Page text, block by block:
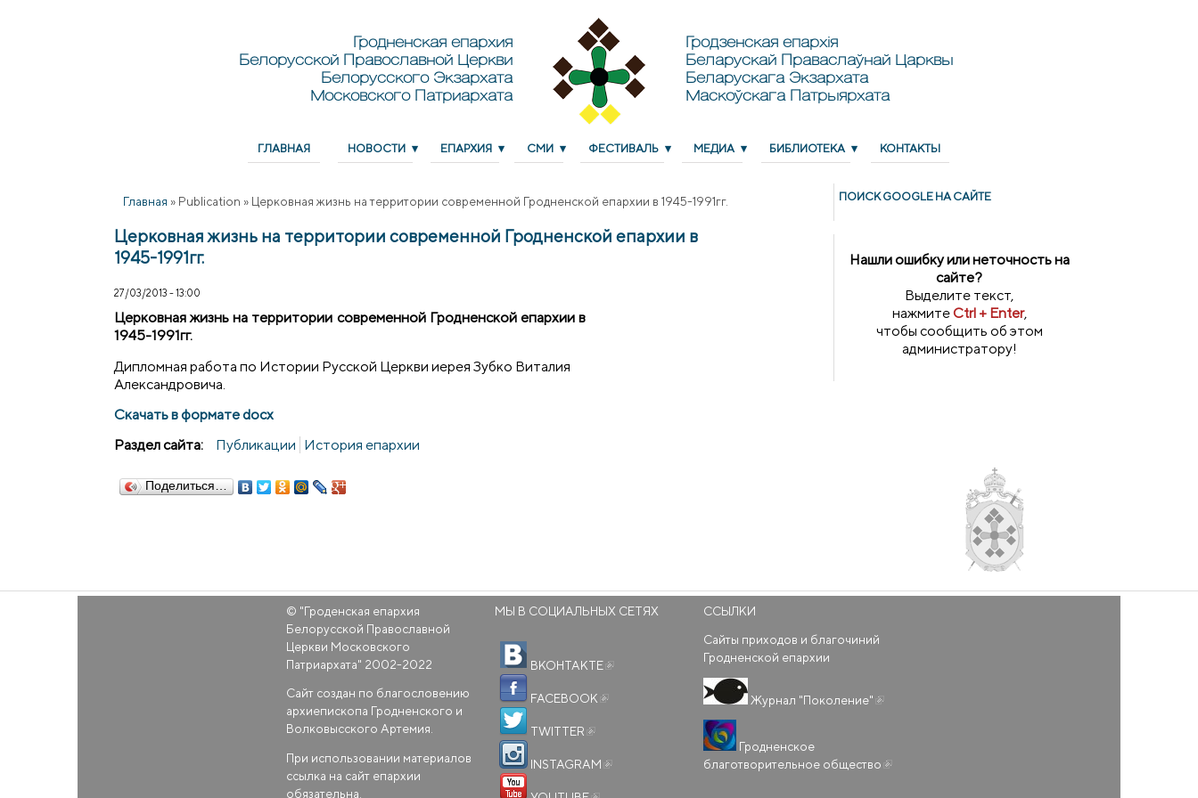
Гродненская епархия
Белорусской Православной Церкви
Белорусского Экзархата
Московского Патриархата
Гродзенская епархія
Беларускай Праваслаўнай Царквы
Беларускага Экзархата
Маскоўскага Патрыярхата
ГЛАВНАЯ НОВОСТИ ЕПАРХИЯ СМИ ФЕСТИВАЛЬ МЕДИА БИБЛИОТЕКА КОНТАКТЫ
Главная » Publication » Церковная жизнь на территории современной Гродненской епархии в 1945-1991гг.
Церковная жизнь на территории современной Гродненской епархии в
1945-1991гг.
27/03/2013 - 13:00
Церковная жизнь на территории современной Гродненской епархии в
1945-1991гг.
Дипломная работа по Истории Русской Церкви иерея Зубко Виталия
Александровича.
Скачать в формате docx
Раздел сайта:
Публикации История епархии
Поделиться…
ПОИСК GOОGLE НА САЙТЕ
Нашли ошибку или неточность на
сайте?
Выделите текст,
нажмитеCtrl + Enter,
чтобы сообщить об этом
администратору!
© "Гроденская епархия
Белорусской Православной
Церкви Московского
Патриархата" 2002-2022
Сайт создан по благословению
архиепископа Гродненского и
Волковысского Артемия.
При использовании материалов
ссылка на сайт епархии
обязательна.
МЫ В СОЦИАЛЬНЫХ СЕТЯХ
ВКОНТАКТЕ
(внешняя ссылка)
FACEBOOK
TWITTER
INSTAGRAM
(внешняя ссылка)
ССЫЛКИ
Сайты приходов и благочиний
Гродненской епархии
Журнал "Поколение"
Гродненское
благотворительное общество (внешняя ссылка)